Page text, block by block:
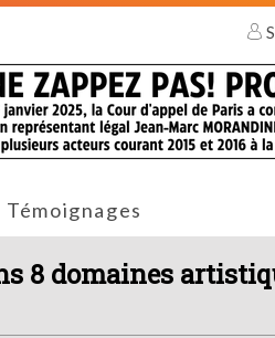
Témoignages
8 domaines